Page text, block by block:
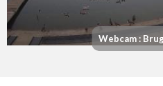
Webcam :